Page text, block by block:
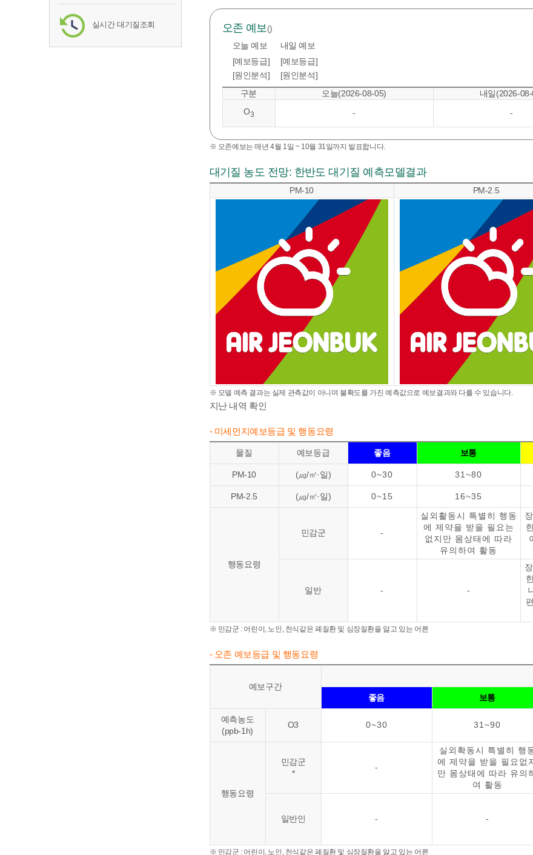
실시간 대기질조회 오존 예보()
오늘 예보
내일 예보
[예보등급]
[예보등급]
[원인분석]
[원인분석]
구분
오늘(2026-08-05) 내일(2026-
O3 - -
※ 오존예보는 매년 4월 1일 ~ 10월 31일까지 발표합니다.
대기질 농도 전망: 한반도 대기질 예측모델결과
PM-10 PM-2.5
※ 모델 예측 결과는 실제 관측값이 아니며 불확도를 가진 예측값으로 예보결과와 다를 수 있습니다.
지난 내역 확인
- 미세먼지예보등급 및 행동요령
물질 예보등급 좋음 보통
PM-10 (㎍/㎥·일) 0~30 31~80
PM-2.5 (㎍/㎥·일) 0~15 16~35
행동요령
민감군 -
실외활동시 특별히 행동
에 제약을 받을 필요는
없지만 몸상태에 따라
유의하여 활동
일반 - -
※ 민감군 : 어린이, 노인, 천식같은 폐질환 및 심장질환을 앓고 있는 어른
- 오존 예보등급 및 행동요령
예보구간
좋음 보통
예측농도
(ppb-1h)
O3 0~30 31~90
행동요령
민감군
*
-
실외확동시 특별히 행
에 제약을 받을 필요없
만 몸상태에 따라 유의
여 활동
일반인 - -
※ 민감군 : 어린이, 노인, 천식같은 폐질환 및 심장질환을 앓고 있는 어른